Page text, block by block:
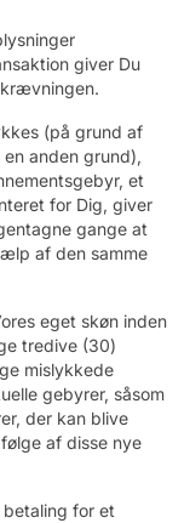
giver Du
(på grund af
anden grund),
et
for Dig, giver
gange at
af den samme
eget skøn inden
tredive (30)
mislykkede
gebyrer, såsom
der kan blive
af disse nye
for et